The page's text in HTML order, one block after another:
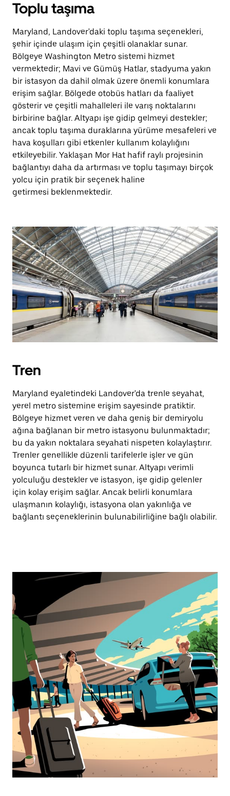
Toplu taşıma
Maryland, Landover'daki toplu taşıma seçenekleri,
şehir içinde ulaşım için çeşitli olanaklar sunar.
Bölgeye Washington Metro sistemi hizmet
vermektedir; Mavi ve Gümüş Hatlar, stadyuma yakın
bir istasyon da dahil olmak üzere önemli konumlara
erişim sağlar. Bölgede otobüs hatları da faaliyet
gösterir ve çeşitli mahalleleri ile varış noktalarını
birbirine bağlar. Altyapı işe gidip gelmeyi destekler;
ancak toplu taşıma duraklarına yürüme mesafeleri ve
hava koşulları gibi etkenler kullanım kolaylığını
etkileyebilir. Yaklaşan Mor Hat hafif raylı projesinin
bağlantıyı daha da artırması ve toplu taşımayı birçok
yolcu için pratik bir seçenek haline
getirmesi beklenmektedir.
Tren
Maryland eyaletindeki Landover'da trenle seyahat,
yerel metro sistemine erişim sayesinde pratiktir.
Bölgeye hizmet veren ve daha geniş bir demiryolu
ağına bağlanan bir metro istasyonu bulunmaktadır;
bu da yakın noktalara seyahati nispeten kolaylaştırır.
Trenler genellikle düzenli tarifelerle işler ve gün
boyunca tutarlı bir hizmet sunar. Altyapı verimli
yolculuğu destekler ve istasyon, işe gidip gelenler
için kolay erişim sağlar. Ancak belirli konumlara
ulaşmanın kolaylığı, istasyona olan yakınlığa ve
bağlantı seçeneklerinin bulunabilirliğine bağlı olabilir.